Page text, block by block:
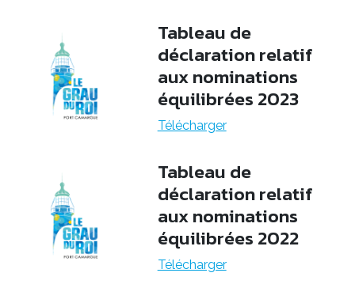
Tableau de
déclaration relatif
aux nominations
équilibrées 2023
Télécharger
Tableau de
déclaration relatif
aux nominations
équilibrées 2022
Télécharger